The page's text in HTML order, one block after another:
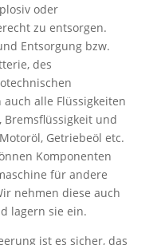
oder
zu entsorgen.
Entsorgung bzw.
des
alle Flüssigkeiten
Bremsflüssigkeit und
Getriebeöl etc.
Komponenten
für andere
nehmen diese auch
lagern sie ein.
ist es sicher, das